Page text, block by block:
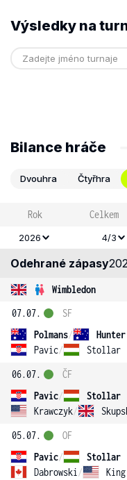
Výsledky na
Bilance hráče
Dvouhra Čtyřhra
Rok Celkem
2026 4/3
Odehrané zápasy
Wimbledon
07.07.
Polmans/
Hunter
Pavic/ Stollar
SF
06.07.
Pavic/
Stollar
Krawczyk/
ČF
05.07.
Pavic/
Stollar
Dabrowski / King
OF